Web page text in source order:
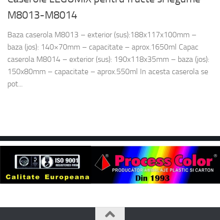
M8013-M8014
Baza caserola M8013 – exterior (sus):188x117x100mm –
baza (jos): 140×70mm – capacitate – aprox.1650ml Capac
caserola M8014 – exterior (sus): 190x118x35mm – baza (jos):
150x80mm – capacitate – aprox.550ml In acesta caserola se
pot...